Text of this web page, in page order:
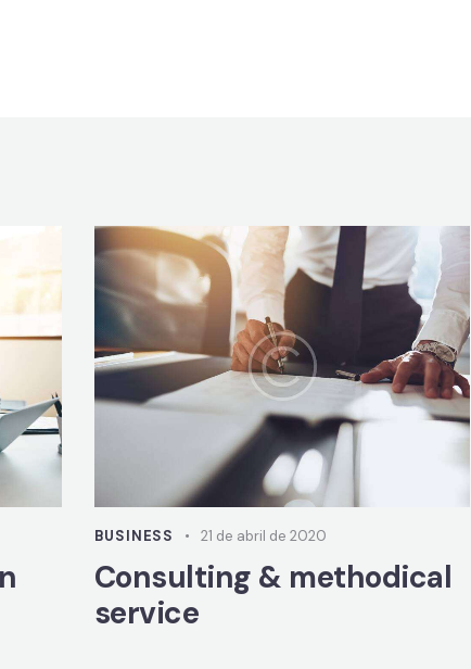
BUSINESS 21 de abril de 2020
Consulting & methodical
service